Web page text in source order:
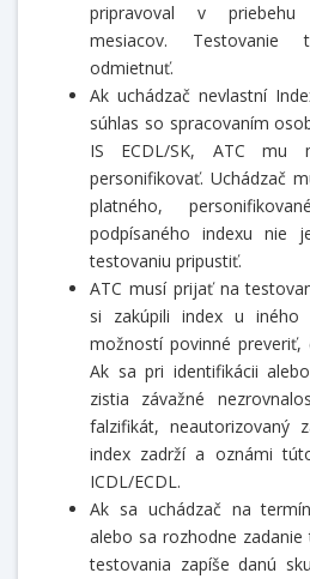
pripravoval v priebehu
mesiacov.
odmietnuť.
Ak uchádzač nevlastní
súhlas so spracovaním
IS ECDL/SK, ATC mu
personifikovať. Uchádzač
platného,
podpísaného indexu nie
testovaniu pripustiť.
ATC musí prijať na
si zakúpili index u
možností povinné
Ak sa pri identifikácii
zistia závažné
falzifikát, neautorizovaný
index zadrží a oznámi
ICDL/ECDL.
Ak sa uchádzač na
alebo sa rozhodne
testovania zapíše danú